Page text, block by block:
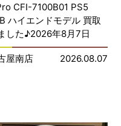
CFI-7100B01 PS5
ハイエンドモデル 買取
した♪2026年8月7日
屋南店 2026.08.07